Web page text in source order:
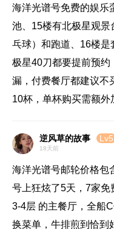
海洋光谱号免费的娱乐
池、15楼有北极星观
乓球）和跑道、16楼
极星40刀都要提前预
漏，付费餐厅都建议不
10杯，单杯购买需额外
逆风草的故事 Lv5
18天前
海洋光谱号邮轮价格包
号上狂炫了5天，7家免
3-4层 的主餐厅，全船
换菜单，牛排煎到恰到